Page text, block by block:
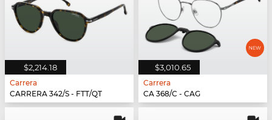
$2,214.18
Carrera
CARRERA 342/S - FTT/QT
$3,010.65
Carrera
CA 368/C - CAG